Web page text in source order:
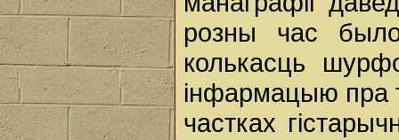
розны час было
колькасць
інфармацыю пра
частках